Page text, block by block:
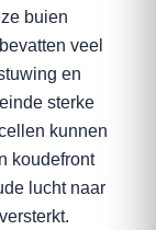
buien
veel
en
sterke
kunnen
koudefront
lucht naar